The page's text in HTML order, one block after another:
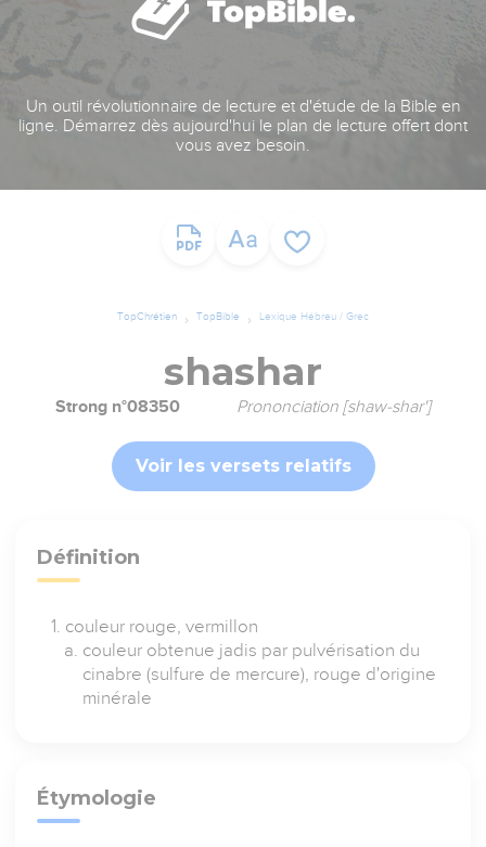
Un outil révolutionnaire de lecture et d'étude de la Bible en
ligne. Démarrez dès aujourd'hui le plan de lecture offert dont
vous avez besoin.
TopChrétien TopBible Lexique Hébreu / Grec
shashar
Strong n°08350 Prononciation [shaw-shar']
Voir les versets relatifs
Définition
couleur rouge, vermillon
couleur obtenue jadis par pulvérisation du
cinabre (sulfure de mercure), rouge d'origine
minérale
Étymologie